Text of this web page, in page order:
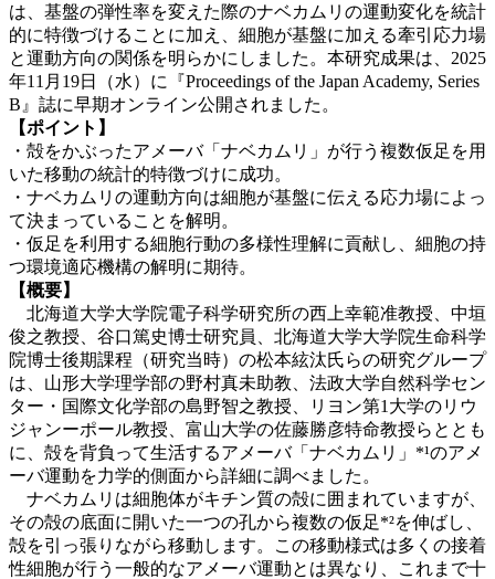
は、基盤の弾性率を変えた際のナベカムリの運動変化を統計
的に特徴づけることに加え、細胞が基盤に加える牽引応力場
と運動方向の関係を明らかにしました。本研究成果は、2025
年11月19日（水）に『Proceedings of the Japan Academy, Series
B』誌に早期オンライン公開されました。
【ポイント】
・殻をかぶったアメーバ「ナベカムリ」が行う複数仮足を用
いた移動の統計的特徴づけに成功。
・ナベカムリの運動方向は細胞が基盤に伝える応力場によっ
て決まっていることを解明。
・仮足を利用する細胞行動の多様性理解に貢献し、細胞の持
つ環境適応機構の解明に期待。
【概要】
北海道大学大学院電子科学研究所の西上幸範准教授、中垣
俊之教授、谷口篤史博士研究員、北海道大学大学院生命科学
院博士後期課程（研究当時）の松本絃汰氏らの研究グループ
は、山形大学理学部の野村真未助教、法政大学自然科学セン
ター・国際文化学部の島野智之教授、リヨン第1大学のリウ
ジャンーポール教授、富山大学の佐藤勝彦特命教授らととも
に、殻を背負って生活するアメーバ「ナベカムリ」*¹のアメ
ーバ運動を力学的側面から詳細に調べました。
ナベカムリは細胞体がキチン質の殻に囲まれていますが、
その殻の底面に開いた一つの孔から複数の仮足*²を伸ばし、
殻を引っ張りながら移動します。この移動様式は多くの接着
性細胞が行う一般的なアメーバ運動とは異なり、これまで十